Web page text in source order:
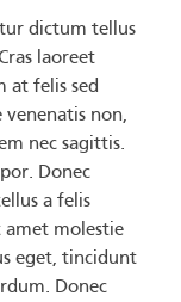
dictum tellus
laoreet
at felis sed
venenatis non,
nec sagittis.
Donec
a felis
amet molestie
eget, tincidunt
Donec